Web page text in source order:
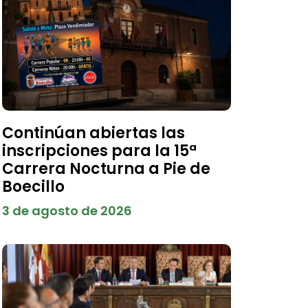
Continúan abiertas las
inscripciones para la 15ª
Carrera Nocturna a Pie de
Boecillo
3 de agosto de 2026